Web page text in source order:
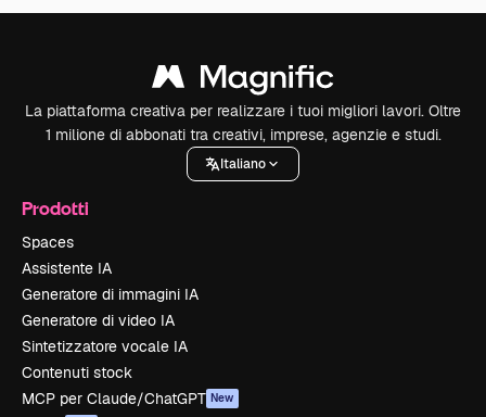
La piattaforma creativa per realizzare i tuoi migliori lavori. Oltre
1 milione di abbonati tra creativi, imprese, agenzie e studi.
Italiano
Prodotti
Spaces
Assistente IA
Generatore di immagini IA
Generatore di video IA
Sintetizzatore vocale IA
Contenuti stock
MCP per Claude/ChatGPT New